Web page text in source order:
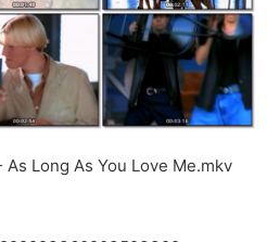
Long As You Love Me.mkv